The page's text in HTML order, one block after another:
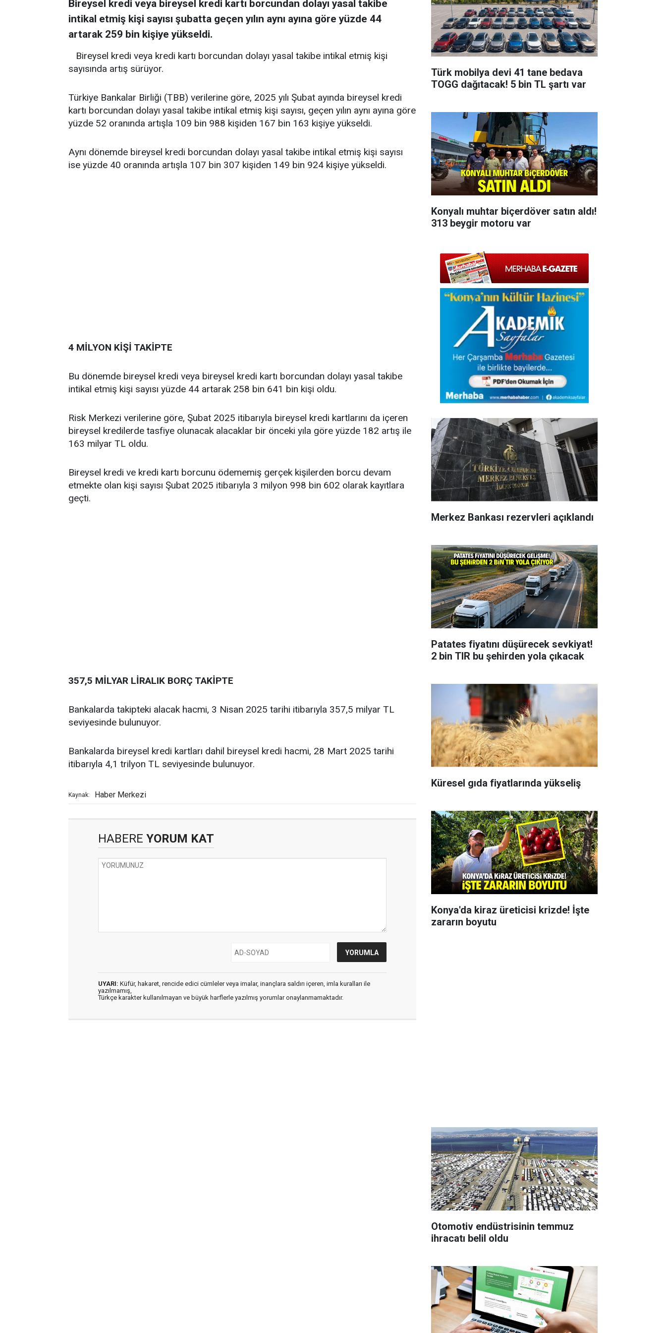
Bireysel kredi veya bireysel kredi kartı borcundan dolayı yasal takibe
intikal etmiş kişi sayısı şubatta geçen yılın aynı ayına göre yüzde 44
artarak 259 bin kişiye yükseldi.
Bireysel kredi veya kredi kartı borcundan dolayı yasal takibe intikal etmiş kişi
sayısında artış sürüyor.
Türkiye Bankalar Birliği (TBB) verilerine göre, 2025 yılı Şubat ayında bireysel kredi
kartı borcundan dolayı yasal takibe intikal etmiş kişi sayısı, geçen yılın aynı ayına göre
yüzde 52 oranında artışla 109 bin 988 kişiden 167 bin 163 kişiye yükseldi.
Aynı dönemde bireysel kredi borcundan dolayı yasal takibe intikal etmiş kişi sayısı
ise yüzde 40 oranında artışla 107 bin 307 kişiden 149 bin 924 kişiye yükseldi.
4 MİLYON KİŞİ TAKİPTE
Bu dönemde bireysel kredi veya bireysel kredi kartı borcundan dolayı yasal takibe
intikal etmiş kişi sayısı yüzde 44 artarak 258 bin 641 bin kişi oldu.
Risk Merkezi verilerine göre, Şubat 2025 itibarıyla bireysel kredi kartlarını da içeren
bireysel kredilerde tasfiye olunacak alacaklar bir önceki yıla göre yüzde 182 artış ile
163 milyar TL oldu.
Bireysel kredi ve kredi kartı borcunu ödememiş gerçek kişilerden borcu devam
etmekte olan kişi sayısı Şubat 2025 itibarıyla 3 milyon 998 bin 602 olarak kayıtlara
geçti.
357,5 MİLYAR LİRALIK BORÇ TAKİPTE
Bankalarda takipteki alacak hacmi, 3 Nisan 2025 tarihi itibarıyla 357,5 milyar TL
seviyesinde bulunuyor.
Bankalarda bireysel kredi kartları dahil bireysel kredi hacmi, 28 Mart 2025 tarihi
itibarıyla 4,1 trilyon TL seviyesinde bulunuyor.
Kaynak: Haber Merkezi
HABERE YORUM KAT
UYARI: Küfür, hakaret, rencide edici cümleler veya imalar, inançlara saldırı içeren, imla kuralları ile
yazılmamış,
Türkçe karakter kullanılmayan ve büyük harflerle yazılmış yorumlar onaylanmamaktadır.
Türk mobilya devi 41 tane bedava
TOGG dağıtacak! 5 bin TL şartı var
Konyalı muhtar biçerdöver satın aldı!
313 beygir motoru var
Merkez Bankası rezervleri açıklandı
Patates fiyatını düşürecek sevkiyat!
2 bin TIR bu şehirden yola çıkacak
Küresel gıda fiyatlarında yükseliş
Konya'da kiraz üreticisi krizde! İşte
zararın boyutu
Otomotiv endüstrisinin temmuz
ihracatı belil oldu